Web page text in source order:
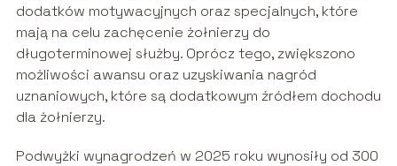
dodatków motywacyjnych oraz specjalnych, które
mają na celu zachęcenie żołnierzy do
długoterminowej służby. Oprócz tego, zwiększono
możliwości awansu oraz uzyskiwania nagród
uznaniowych, które są dodatkowym źródłem dochodu
dla żołnierzy.
Podwyżki wynagrodzeń w 2025 roku wynosiły od 300